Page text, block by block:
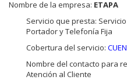
Nombre de la empresa: ETAPA
Servicio que presta:
Portador y Telefonía Fija
Cobertura del servicio:
Nombre del contacto para
Atención al Cliente